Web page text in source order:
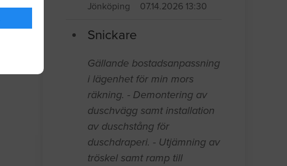
Jönköping 07.14.2026 13:30
Snickare
Gällande bostadsanpassning
i lägenhet för min mors
räkning. - Demontering av
duschvägg samt installation
av duschstång för
duschdraperi. - Utjämning av
tröskel samt ramp till